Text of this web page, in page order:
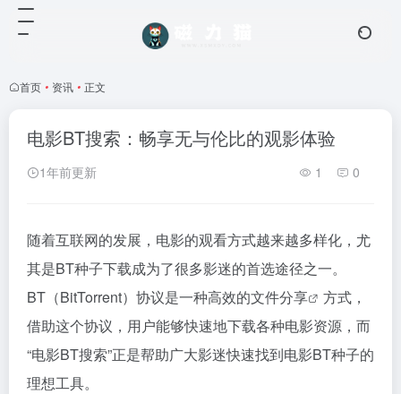
首页 • 资讯 • 正文
电影BT搜索：畅享无与伦比的观影体验
1年前更新 1 0
随着互联网的发展，电影的观看方式越来越多样化，尤
其是BT种子下载成为了很多影迷的首选途径之一。
BT（BitTorrent）协议是一种高效的文件分享
方式，
借助这个协议，用户能够快速地下载各种电影资源，而
“电影BT搜索”正是帮助广大影迷快速找到电影BT种子的
理想工具。